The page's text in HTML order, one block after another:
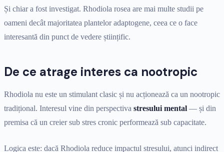
Și chiar a fost investigat. Rhodiola rosea are mai multe studii pe
oameni decât majoritatea plantelor adaptogene, ceea ce o face
interesantă din punct de vedere științific.
De ce atrage interes ca nootropic
Rhodiola nu este un stimulant clasic și nu acționează ca un nootropic
tradițional. Interesul vine din perspectiva stresului mental — și din
premisa că un creier sub stres cronic performează sub capacitate.
Logica este: dacă Rhodiola reduce impactul stresului, atunci indirect